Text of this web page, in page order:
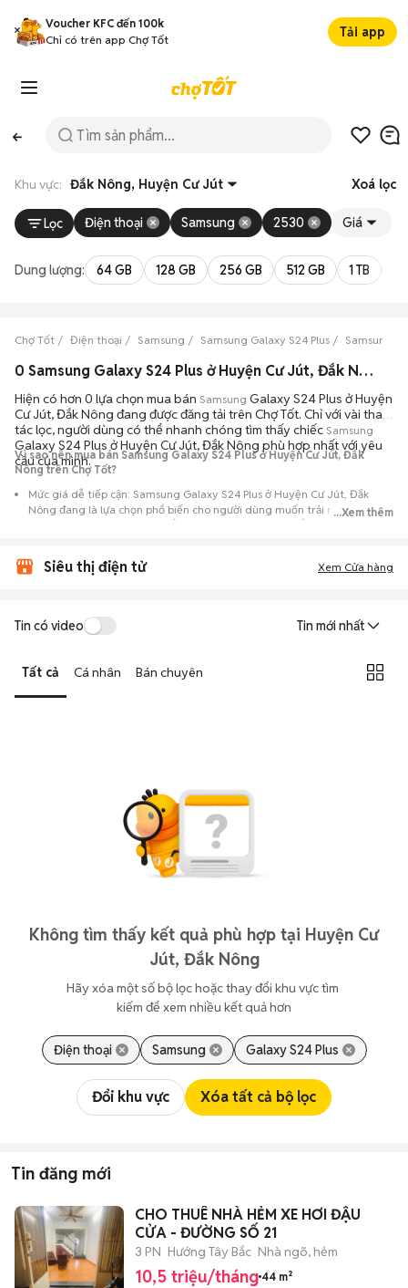
Voucher KFC đến 100k
Chỉ có trên app Chợ Tốt
Tải app
Khu vực: Đắk Nông, Huyện Cư Jút Xoá lọc
Lọc Điện thoại Samsung 2530 Giá
Dung lượng: 64 GB 128 GB 256 GB 512 GB 1 TB
Chợ Tốt Điện thoại Samsung Samsung Galaxy S24 Plus Samsung
0 Samsung Galaxy S24 Plus ở Huyện Cư Jút, Đắk Nông máy bền đẹp đang bán 08/2026
Hiện có hơn 0 lựa chọn mua bán Samsung Galaxy S24 Plus ở Huyện
Cư Jút, Đắk Nông đang được đăng tải trên Chợ Tốt. Chỉ với vài thao
tác lọc, người dùng có thể nhanh chóng tìm thấy chiếc Samsung
Galaxy S24 Plus ở Huyện Cư Jút, Đắk Nông phù hợp nhất với yêu
cầu của mình.
Vì sao nên mua bán Samsung Galaxy S24 Plus ở Huyện Cư Jút, Đắk
Nông trên Chợ Tốt?
Mức giá dễ tiếp cận: Samsung Galaxy S24 Plus ở Huyện Cư Jút, Đắk
Nông đang là lựa chọn phổ biến cho người dùng muốn trải nghiệm
dòng máy này với chi phí thấp hơn so với khi mới ra mắt.
Huyện Cư Jút, Đắk Nông từ nhiều cá nhân muốn lên đời máy, mang đến
đa dạng sự lựa chọn về tình trạng bảo hành, hình thức máy và màu sắc.
đánh giá chính xác hiệu năng thực tế của máy so với mô tả trên
Mua bán linh hoạt: Hai bên có thể chủ động thỏa thuận giá cả và
địa điểm giao nhận, chốt giao dịch nhanh chóng khi đạt được
...Xem thêm
Siêu thị điện tử Xem Cửa hàng
Tin có video Tin mới nhất
Tất cả Cá nhân Bán chuyên
Không tìm thấy kết quả phù hợp tại Huyện Cư
Jút, Đắk Nông
Hãy xóa một số bộ lọc hoặc thay đổi khu vực tìm
kiếm để xem nhiều kết quả hơn
Điện thoại Samsung Galaxy S24 Plus
Đổi khu vực Xóa tất cả bộ lọc
Tin đăng mới
CHO THUÊ NHÀ HẺM XE HƠI ĐẬU
CỬA - ĐƯỜNG SỐ 21
3 PN Hướng Tây Bắc Nhà ngõ, hẻm
10,5 triệu/tháng 44 m²